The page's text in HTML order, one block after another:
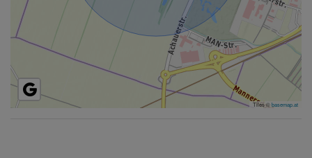
Tiles ©basemap.at